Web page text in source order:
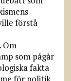
förstå
Om
som pågår
fakta